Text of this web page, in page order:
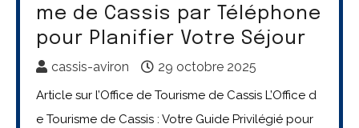
me de Cassis par Téléphone
pour Planifier Votre Séjour
cassis-aviron 29 octobre 2025
Article sur l’Office de Tourisme de Cassis L’Office d
e Tourisme de Cassis : Votre Guide Privilégié pour